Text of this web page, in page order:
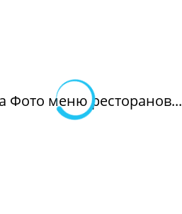
Фото меню ресторанов...